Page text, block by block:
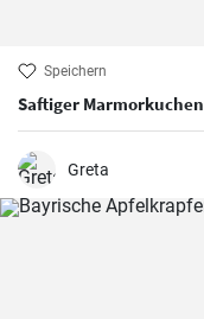
Speichern
Saftiger Marmorkuchen
Greta